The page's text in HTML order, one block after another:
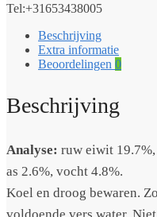
Tel:+31653438005
Beschrijving
Extra informatie
Beoordelingen 0
Beschrijving
Analyse: ruw eiwit
as 2.6%, vocht 4.8%.
Koel en droog bewaren.